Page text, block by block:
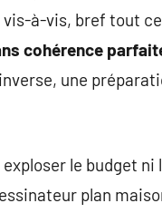
à-vis, bref tout ce
cohérence
une
le budget ni
plan